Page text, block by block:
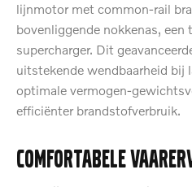
lijnmotor met common-rail
bovenliggende nokkenas,
supercharger. Dit
uitstekende wendbaarheid bij
optimale vermogen-
efficiënter brandstofverbruik.
Comfortabele